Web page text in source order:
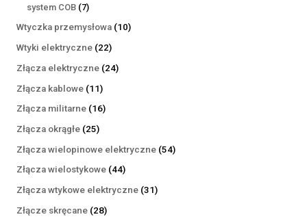
system COB 77
produktów
Wtyczka przemysłowa 1010
Wtyki elektryczne 2222
produkty
Złącza elektryczne 2424
Złącza kablowe 1111
produktów
Złącza militarne 1616
Złącza okrągłe 2525
produktów
Złącza wielopinowe elektryczne 5454
Złącza wielostykowe 4444
produkty
Złącza wtykowe elektryczne 3131
Złącze skręcane 2828